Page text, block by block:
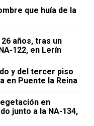
que huía de la
años, tras un
122, en Lerín
y del tercer piso
en Puente la Reina
en
junto a la NA-134,